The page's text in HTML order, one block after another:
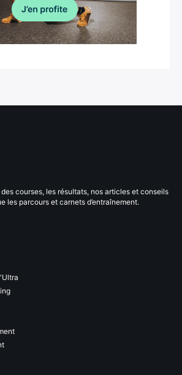
courses, les résultats, nos articles et conseils
les parcours et carnets d’entraînement.